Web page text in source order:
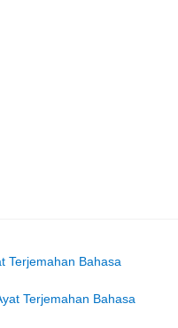
Terjemahan Bahasa
Terjemahan Bahasa